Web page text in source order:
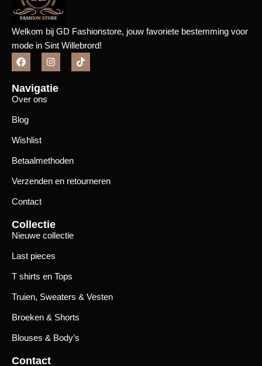
Welkom bij GD Fashionstore, jouw favoriete bestemming voor
mode in Sint Willebrord!
Navigatie
Over ons
Blog
Wishlist
Betaalmethoden
Verzenden en retourneren
Contact
Collectie
Nieuwe collectie
Last pieces
T shirts en Tops
Truien, Sweaters & Vesten
Broeken & Shorts
Blouses & Body’s
Contact